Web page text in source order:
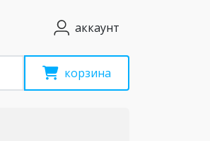
аккаунт
корзина